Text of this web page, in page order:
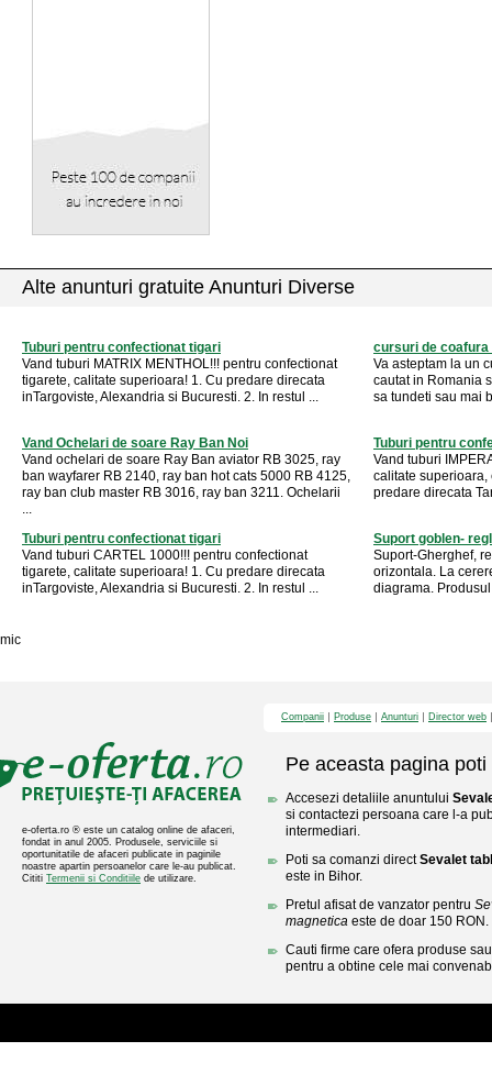
Alte anunturi gratuite Anunturi Diverse
Tuburi pentru confectionat tigari
Vand tuburi MATRIX MENTHOL!!! pentru confectionat
tigarete, calitate superioara! 1. Cu predare direcata
inTargoviste, Alexandria si Bucuresti. 2. In restul ...
cursuri de coafura
Va asteptam la un
cautat in Romania
sa tundeti sau mai
Vand Ochelari de soare Ray Ban Noi
Vand ochelari de soare Ray Ban aviator RB 3025, ray
ban wayfarer RB 2140, ray ban hot cats 5000 RB 4125,
ray ban club master RB 3016, ray ban 3211. Ochelarii
...
Tuburi pentru
Vand tuburi
calitate superioara,
predare direcata
Tuburi pentru confectionat tigari
Vand tuburi CARTEL 1000!!! pentru confectionat
tigarete, calitate superioara! 1. Cu predare direcata
inTargoviste, Alexandria si Bucuresti. 2. In restul ...
Suport goblen-
Suport-Gherghef,
orizontala. La
diagrama.
mic
e-oferta.ro ® este un catalog online de afaceri,
fondat in anul 2005. Produsele, serviciile si
oportunitatile de afaceri publicate in paginile
noastre apartin persoanelor care le-au publicat.
Cititi Termenii si Conditiile de utilizare.
Companii Produse Anunturi Director web
Pe aceasta pagina poti
Accesezi detaliile anuntului
si contactezi persoana care l-a
intermediari.
Poti sa comanzi directSevalet
este in Bihor.
Pretul afisat de vanzator pentru
magnetica este de doar 150 RON.
Cauti firme care ofera produse
pentru a obtine cele mai